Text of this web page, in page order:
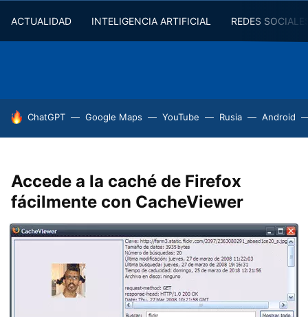
ACTUALIDAD INTELIGENCIA ARTIFICIAL REDES
HOY SE HABLA DE
ChatGPT Google Maps YouTube Rusia Android
Accede a la caché de Firefox
fácilmente con CacheViewer